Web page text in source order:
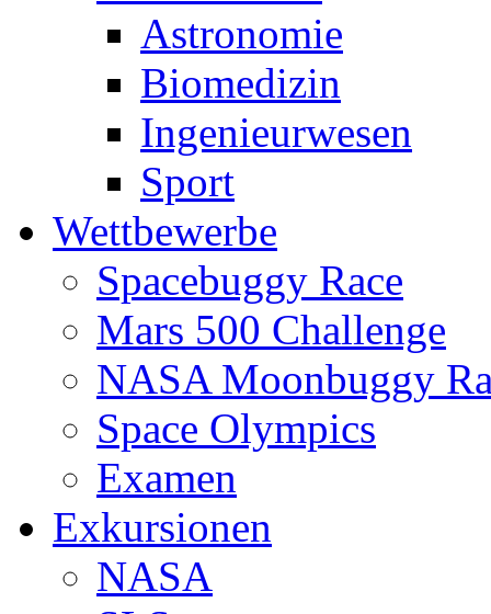
Astronomie
Biomedizin
Ingenieurwesen
Sport
Wettbewerbe
Spacebuggy Race
Mars 500 Challenge
NASA Moonbuggy
Space Olympics
Examen
Exkursionen
NASA